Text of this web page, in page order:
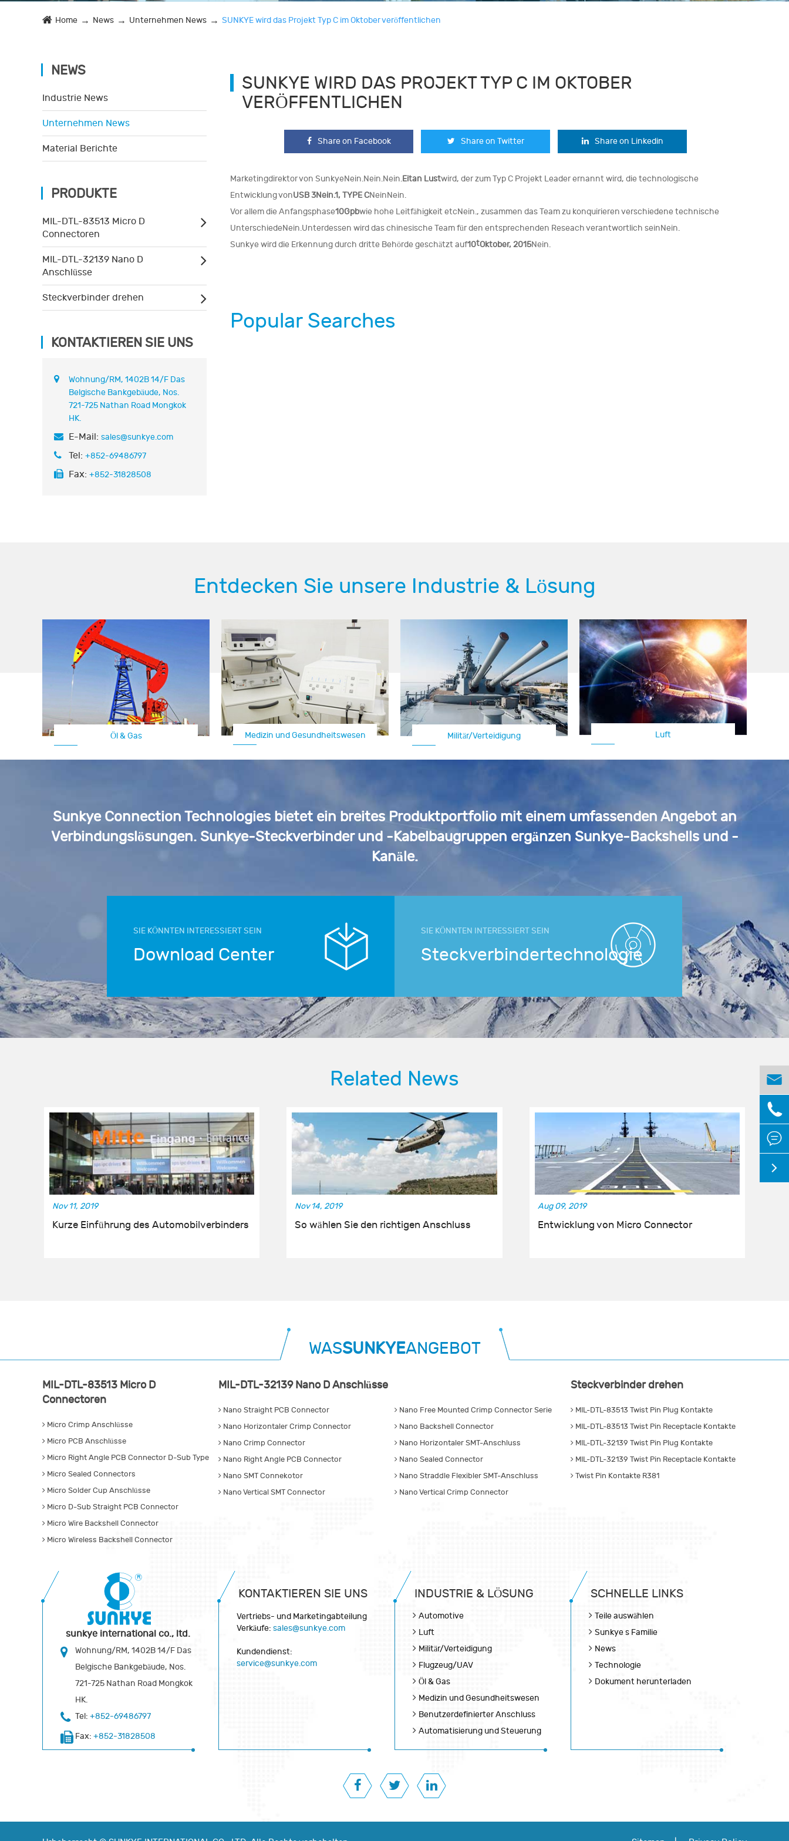
Home News Unternehmen News SUNKYE wird das Projekt Typ C im Oktober veröffentlichen
NEWS
Industrie News
Unternehmen News
Material Berichte
PRODUKTE
MIL-DTL-83513 Micro D
Connectoren
MIL-DTL-32139 Nano D
Anschlüsse
Steckverbinder drehen
KONTAKTIEREN SIE UNS
Wohnung/RM, 1402B 14/F Das
Belgische Bankgebäude, Nos.
721-725 Nathan Road Mongkok
HK.
E-Mail: sales@sunkye.com
Tel: +852-69486797
Fax: +852-31828508
SUNKYE WIRD DAS PROJEKT TYP C IM OKTOBER
VERÖFFENTLICHEN
Share on Facebook Share on Twitter Share on Linkedin
Marketingdirektor von SunkyeNein.Nein.Nein.Eitan Lustwird, der zum Typ C Projekt Leader ernannt wird, die technologische
Entwicklung vonUSB 3Nein.1, TYPE CNeinNein.
Vor allem die Anfangsphase10Gpbwie hohe Leitfähigkeit etcNein., zusammen das Team zu konquirieren verschiedene technische
UnterschiedeNein.Unterdessen wird das chinesische Team für den entsprechenden Reseach verantwortlich seinNein.
Sunkye wird die Erkennung durch dritte Behörde geschätzt auf10tOktober, 2015Nein.
Popular Searches
Entdecken Sie unsere Industrie & Lösung
Öl & Gas Medizin und Gesundheitswesen Militär/Verteidigung
Automotive Luft
Sunkye Connection Technologies bietet ein breites Produktportfolio mit einem umfassenden Angebot an
Verbindungslösungen. Sunkye-Steckverbinder und -Kabelbaugruppen ergänzen Sunkye-Backshells und -
Kanäle.
SIE KÖNNTEN INTERESSIERT SEIN
Download Center
SIE KÖNNTEN INTERESSIERT SEIN
Steckverbindertechnologie
Related News
Nov 11, 2019
Kurze Einführung des Automobilverbinders
Nov 14, 2019
So wählen Sie den richtigen Anschluss
Aug 09, 2019
Entwicklung von Micro Connector
WASSUNKYEANGEBOT
MIL-DTL-83513 Micro D
Connectoren
Micro Crimp Anschlüsse
Micro PCB Anschlüsse
Micro Right Angle PCB Connector D-Sub Type
Micro Sealed Connectors
Micro Solder Cup Anschlüsse
Micro D-Sub Straight PCB Connector
Micro Wire Backshell Connector
Micro Wireless Backshell Connector
MIL-DTL-32139 Nano D Anschlüsse
Nano Straight PCB Connector
Nano Free Mounted Crimp Connector Serie
Nano Horizontaler Crimp Connector
Nano Backshell Connector
Nano Crimp Connector
Nano Horizontaler SMT-Anschluss
Nano Right Angle PCB Connector
Nano Sealed Connector
Nano SMT Connekotor
Nano Straddle Flexibler SMT-Anschluss
Nano Vertical SMT Connector
Nano Vertical Crimp Connector
Steckverbinder drehen
MIL-DTL-83513 Twist Pin Plug Kontakte
MIL-DTL-83513 Twist Pin Receptacle Kontakte
MIL-DTL-32139 Twist Pin Plug Kontakte
MIL-DTL-32139 Twist Pin Receptacle Kontakte
Twist Pin Kontakte R381
sunkye international co., ltd.
Wohnung/RM, 1402B 14/F Das
Belgische Bankgebäude, Nos.
721-725 Nathan Road Mongkok
HK.
Tel: +852-69486797
Fax: +852-31828508
KONTAKTIEREN SIE UNS
Vertriebs- und Marketingabteilung
Verkäufe: sales@sunkye.com
Kundendienst:
service@sunkye.com
INDUSTRIE & LÖSUNG
Automotive
Luft
Militär/Verteidigung
Flugzeug/UAV
Öl & Gas
Medizin und Gesundheitswesen
Benutzerdefinierter Anschluss
Automatisierung und Steuerung
SCHNELLE LINKS
Teile auswählen
Sunkye s Familie
News
Technologie
Dokument herunterladen



